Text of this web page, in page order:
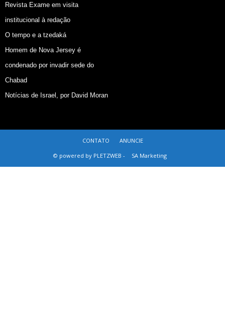
Revista Exame em visita
institucional à redação
O tempo e a tzedaká
Homem de Nova Jersey é
condenado por invadir sede do
Chabad
Notícias de Israel, por David Moran
CONTATO
ANUNCIE
© powered by PLETZWEB -
SA Marketing